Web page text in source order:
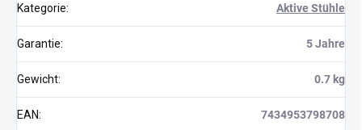
Kategorie: Aktive Stühle
Garantie: 5 Jahre
Gewicht: 0.7 kg
EAN: 7434953798708